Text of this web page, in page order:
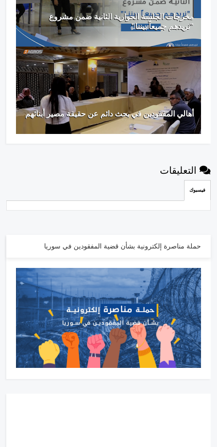
مخرجات الجلسة الحوارية الثانية ضمن مشروع
"نريدهم جميعاً بيننا"
أهالي المفقودين في بحث دائم عن حقيقة مصير أبنائهم
التعليقات
فيسبوك
حملة مناصرة إلكترونية بشأن قضية المفقودين في سوريا